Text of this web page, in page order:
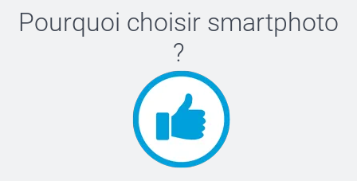
Pourquoi choisir smartphoto
?